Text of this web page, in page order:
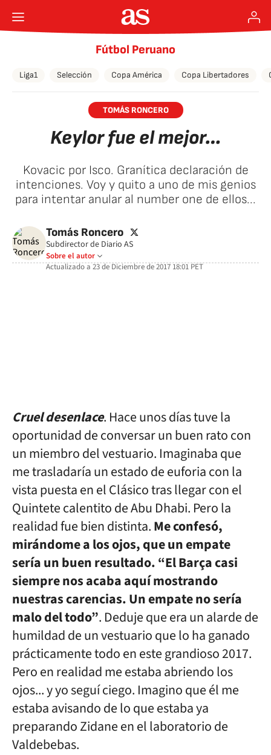
Fútbol Peruano
Liga1 Selección Copa América Copa Libertadores
TOMÁS RONCERO
Keylor fue el mejor…
Kovacic por Isco. Granítica declaración de
intenciones. Voy y quito a uno de mis genios
para intentar anular al number one de ellos...
Tomás Roncero twitter
Subdirector de Diario AS
Sobre el autor
Actualizado a23 de Diciembre de 2017 18:01PET
Cruel desenlace. Hace unos días tuve la
oportunidad de conversar un buen rato con
un miembro del vestuario. Imaginaba que
me trasladaría un estado de euforia con la
vista puesta en el Clásico tras llegar con el
Quintete calentito de Abu Dhabi. Pero la
realidad fue bien distinta.Me confesó,
mirándome a los ojos, que un empate
sería un buen resultado. “El Barça casi
siempre nos acaba aquí mostrando
nuestras carencias. Un empate no sería
malo del todo”. Deduje que era un alarde de
humildad de un vestuario que lo ha ganado
prácticamente todo en este grandioso 2017.
Pero en realidad me estaba abriendo los
ojos... y yo seguí ciego. Imagino que él me
estaba avisando de lo que estaba ya
preparando Zidane en el laboratorio de
Valdebebas.